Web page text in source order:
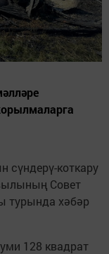
сүндерү-коткару
Совет
турында хәбәр
128 квадрат